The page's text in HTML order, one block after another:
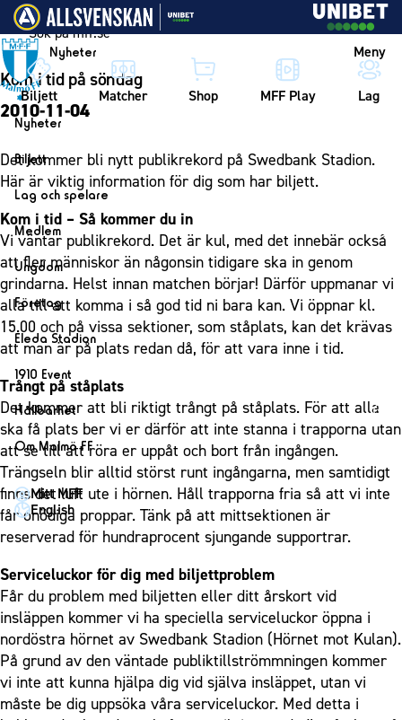
Vidare till innehållet
Nyheter Meny
Biljett Matcher Shop MFF Play Lag
Nyheter
Nyheter
Kalender
Biljett
Biljett
Årskort herr
Årskort dam
Mitt MFF
Biljetter till bortamatcher
Biljettvillkor
Lag och spelare
Lag
Herrlaget
Spelare
Ledarstab
Damlaget
Spelare
Ledarstab
Medlem
Medlemskap i Malmö FF
Årsmöte 2026
Ungdom
MFF Ungdom
Sommarfotboll
Skånecupen
Fotbollsskolan
Fotbollsnätverket
P19
F19
P17
F17
Företag
Bli företagspartner
Nätverket
Klubbstolar
Partner dam
Eleda Stadion
Eleda Stadion
Erics Bar & Restaurang
Matchdag på Eleda Stadion
MFF-museet & rundvandringar
1910 Event
1910 Event
Fest & Event
Konferens
Möte
Mässa
Sommarfest
Julshow
Inspiration
Vanliga frågor om 1910 Event
Hållbarhet
Hållbarhet
Himmelsblå framtid – en match för miljön
MFF i samhället
Laget för alla
Himmelsblå Tillsammans
Karriärakademin
Grundskolefotboll mot rasismer
Skolakademier
Fonder
Om Malmö FF
Om Malmö FF
Kontakt
Press och media
Historik – damlaget
Närstående organisationer
Policydokument
Personuppgiftspolicy
Mitt MFF
English
Kom i tid på söndag
2010-11-04
Det kommer bli nytt publikrekord på Swedbank Stadion.
Här är viktig information för dig som har biljett.
Kom i tid – Så kommer du in
Vi väntar publikrekord. Det är kul, med det innebär också
att fler människor än någonsin tidigare ska in genom
grindarna. Helst innan matchen börjar! Därför uppmanar vi
alla till att komma i så god tid ni bara kan. Vi öppnar kl.
15.00 och på vissa sektioner, som ståplats, kan det krävas
att man är på plats redan då, för att vara inne i tid.
Trångt på ståplats
Det kommer att bli riktigt trångt på ståplats. För att alla
ska få plats ber vi er därför att inte stanna i trapporna utan
att se till att röra er uppåt och bort från ingången.
Trängseln blir alltid störst runt ingångarna, men samtidigt
finns det luft ute i hörnen. Håll trapporna fria så att vi inte
får onödiga proppar. Tänk på att mittsektionen är
reserverad för hundraprocent sjungande supportrar.
Serviceluckor för dig med biljettproblem
Får du problem med biljetten eller ditt årskort vid
insläppen kommer vi ha speciella serviceluckor öppna i
nordöstra hörnet av Swedbank Stadion (Hörnet mot Kulan).
På grund av den väntade publiktillströmmningen kommer
vi inte att kunna hjälpa dig vid själva insläppet, utan vi
måste be dig uppsöka våra serviceluckor. Med detta i